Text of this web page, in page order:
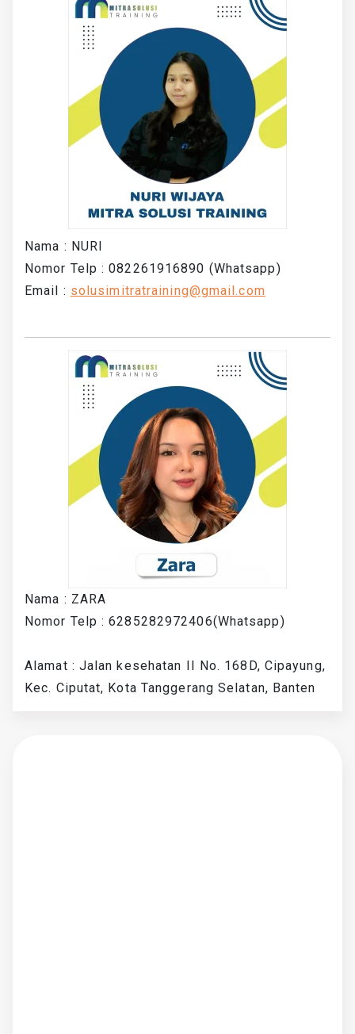
Nama : NURI
Nomor Telp : 082261916890 (Whatsapp)
Email : solusimitratraining@gmail.com
Nama : ZARA
Nomor Telp : 6285282972406(Whatsapp)
Alamat : Jalan kesehatan II No. 168D, Cipayung,
Kec. Ciputat, Kota Tanggerang Selatan, Banten